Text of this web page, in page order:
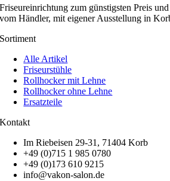
Friseureinrichtung zum günstigsten Preis
vom Händler, mit eigener Ausstellung in
Sortiment
Alle Artikel
Friseurstühle
Rollhocker mit Lehne
Rollhocker ohne Lehne
Ersatzteile
Kontakt
Im Riebeisen 29-31, 71404 Korb
+49 (0)715 1 985 0780
+49 (0)173 610 9215
info@vakon-salon.de